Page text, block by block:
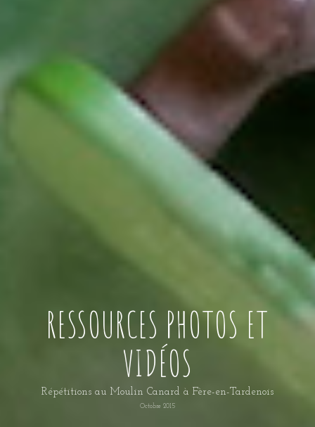
RESSOURCES PHOTOS ET
VIDÉOS
Répétitions au Moulin Canard à Fère-en-Tardenois
Octobre 2015